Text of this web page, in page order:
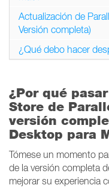
¿Por qué
Store de
versión
Desktop para
Tómese un momento
de la versión completa
mejorar su experiencia
Actualización de
Versión completa)
¿Qué debo hacer